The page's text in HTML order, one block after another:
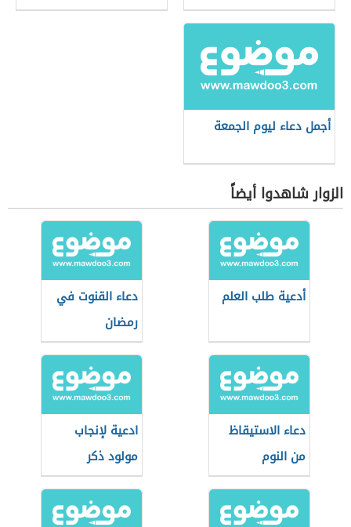
أجمل دعاء ليوم الجمعة
الزوار شاهدوا أيضاً
أدعية طلب العلم
دعاء القنوت في
رمضان
دعاء الاستيقاظ
من النوم
ادعية لإنجاب
مولود ذكر